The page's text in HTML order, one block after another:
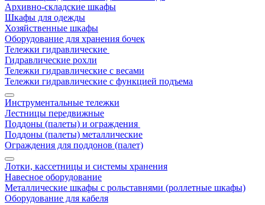
Архивно-складские шкафы
Шкафы для одежды
Хозяйственные шкафы
Оборудование для хранения бочек
Тележки гидравлические
Гидравлические рохли
Тележки гидравлические с весами
Тележки гидравлические с функцией подъема
Инструментальные тележки
Лестницы передвижные
Поддоны (палеты) и ограждения
Поддоны (палеты) металлические
Ограждения для поддонов (палет)
Лотки, кассетницы и системы хранения
Навесное оборудование
Металлические шкафы с рольставнями (роллетные шкафы)
Оборудование для кабеля